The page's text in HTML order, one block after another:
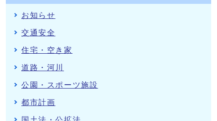
お知らせ
交通安全
住宅・空き家
道路・河川
公園・スポーツ施設
都市計画